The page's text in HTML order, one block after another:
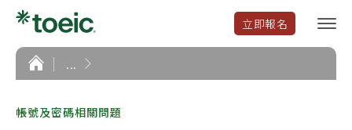
立即報名
選
單
首
頁
...
帳號及密碼相關問題